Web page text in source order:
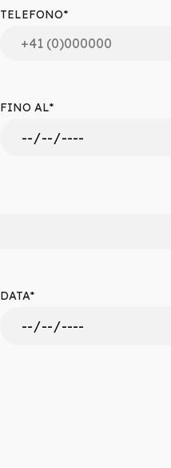
TELEFONO*
FINO AL*
DATA*